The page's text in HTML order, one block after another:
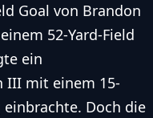
Goal von Brandon
52-Yard-Field
ein
III mit einem 15-
einbrachte. Doch die